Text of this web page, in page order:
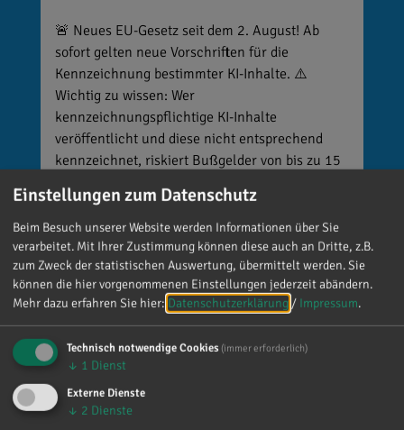
🚨 Neues EU-Gesetz seit dem 2. August! Ab
sofort gelten neue Vorschriften für die
Kennzeichnung bestimmter KI-Inhalte. ⚠️
Wichtig zu wissen: Wer
kennzeichnungspflichtige KI-Inhalte
veröffentlicht und diese nicht entsprechend
kennzeichnet, riskiert Bußgelder von bis zu 15
werden? Unter anderem KI-generierte oder KI-
manipulierte Inhalte, die echte Personen, Orte
oder Ereignisse täuschend echt darstellen (z. B.
Deepfakes). 👥 Wer ist betroffen? Unternehmen,
Vereine, Medien, Influencer und viele weitere,
die entsprechende Inhalte veröffentlichen. Die
ausgenommen. 🌐 Wo gilt das? Überall dort, wo
Social Media, Websites, Flyern oder Plakaten.
💡 Wie muss gekennzeichnet werden? Es gibt
Einstellungen zum Datenschutz
Beim Besuch unserer Website werden Informationen über Sie
verarbeitet. Mit Ihrer Zustimmung können diese auch an Dritte, z.B.
zum Zweck der statistischen Auswertung, übermittelt werden. Sie
können die hier vorgenommenen Einstellungen jederzeit abändern.
Mehr dazu erfahren Sie hier: Datenschutzerklärung / Impressum.
Technisch notwendige Cookies (immer erforderlich)
↓ 1 Dienst
Externe Dienste
↓ 2 Dienste